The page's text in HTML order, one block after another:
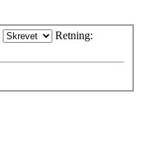
Retning: